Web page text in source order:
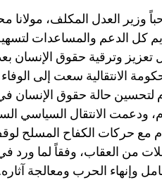
وزير العدل المكلف،
كل الدعم والمساعدات
وترقية حقوق الإنسان بعد
الانتقالية سعت إلى الوفاء
الدولية والوثيقة الدستورية لعام 2019م لتحسين
ودعمت الانتقال السياسي
النزاع بتوقيع اتفاقية جوبا لسلام السودان 2020م مع
من العقاب، وفقاً لما ورد في
وإنهاء الحرب ومعالجة